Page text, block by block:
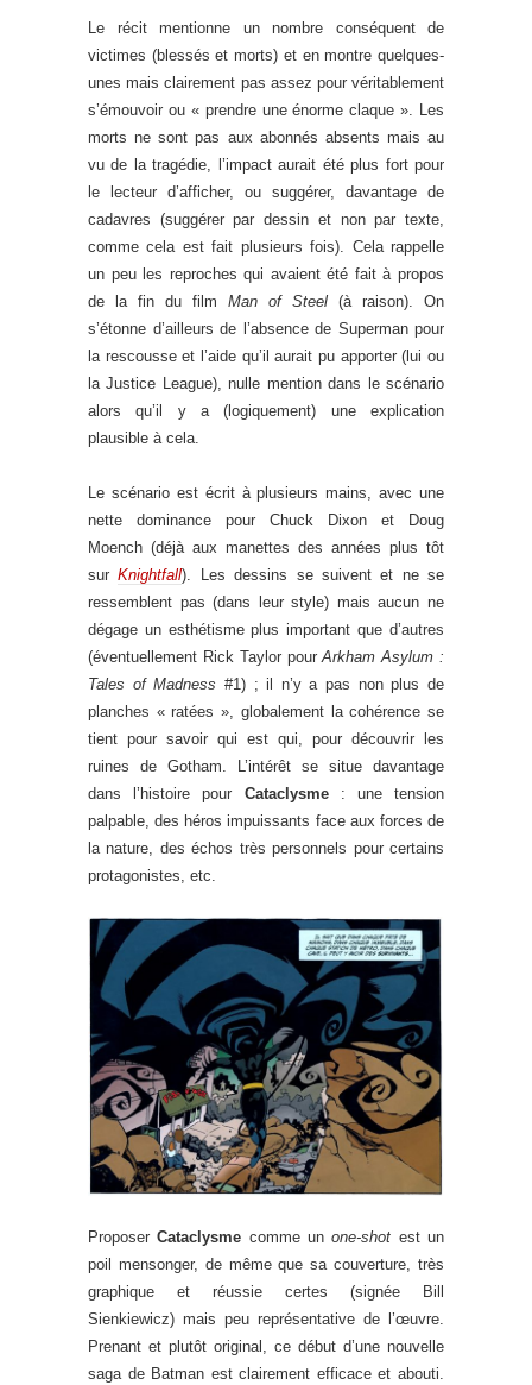
Le récit mentionne un nombre conséquent de
victimes (blessés et morts) et en montre quelques-
unes mais clairement pas assez pour véritablement
s’émouvoir ou « prendre une énorme claque ». Les
morts ne sont pas aux abonnés absents mais au
vu de la tragédie, l’impact aurait été plus fort pour
le lecteur d’afficher, ou suggérer, davantage de
cadavres (suggérer par dessin et non par texte,
comme cela est fait plusieurs fois). Cela rappelle
un peu les reproches qui avaient été fait à propos
de la fin du film Man of Steel (à raison). On
s’étonne d’ailleurs de l’absence de Superman pour
la rescousse et l’aide qu’il aurait pu apporter (lui ou
la Justice League), nulle mention dans le scénario
alors qu’il y a (logiquement) une explication
plausible à cela.
Le scénario est écrit à plusieurs mains, avec une
nette dominance pour Chuck Dixon et Doug
Moench (déjà aux manettes des années plus tôt
surKnightfall). Les dessins se suivent et ne se
ressemblent pas (dans leur style) mais aucun ne
dégage un esthétisme plus important que d’autres
(éventuellement Rick Taylor pourArkham Asylum :
Tales of Madness #1) ; il n’y a pas non plus de
planches « ratées », globalement la cohérence se
tient pour savoir qui est qui, pour découvrir les
ruines de Gotham. L’intérêt se situe davantage
dans l’histoire pour Cataclysme: une tension
palpable, des héros impuissants face aux forces de
la nature, des échos très personnels pour certains
protagonistes, etc.
Proposer Cataclysme comme un one-shot est un
poil mensonger, de même que sa couverture, très
graphique et réussie certes (signée Bill
Sienkiewicz) mais peu représentative de l’œuvre.
Prenant et plutôt original, ce début d’une nouvelle
saga de Batman est clairement efficace et abouti.